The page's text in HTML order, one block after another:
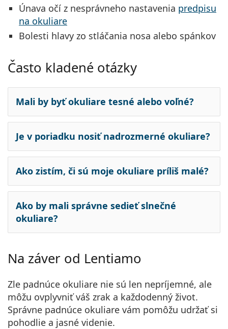
Únava očí z nesprávneho nastavenia predpisu
na okuliare
Bolesti hlavy zo stláčania nosa alebo spánkov
Často kladené otázky
Mali by byť okuliare tesné alebo voľné?
Je v poriadku nosiť nadrozmerné okuliare?
Ako zistím, či sú moje okuliare príliš malé?
Ako by mali správne sedieť slnečné
okuliare?
Na záver od Lentiamo
Zle padnúce okuliare nie sú len nepríjemné, ale
môžu ovplyvniť váš zrak a každodenný život.
Správne padnúce okuliare vám pomôžu udržať si
pohodlie a jasné videnie.